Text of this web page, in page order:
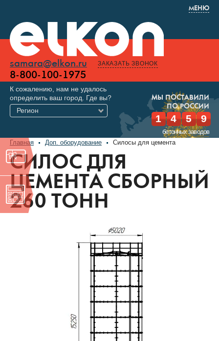
МЕНЮ
samara@elkon.ru
8-800-100-1975
ЗАКАЗАТЬ ЗВОНОК
МЫ ПОСТАВИЛИ
ПО РОССИИ
1 4 5 9
бетонных заводов
К сожалению, нам не удалось
определить ваш город. Где вы?
Регион
Главная Доп. оборудование Силосы для цемента
СИЛОС ДЛЯ
ЦЕМЕНТА СБОРНЫЙ
260 ТОНН